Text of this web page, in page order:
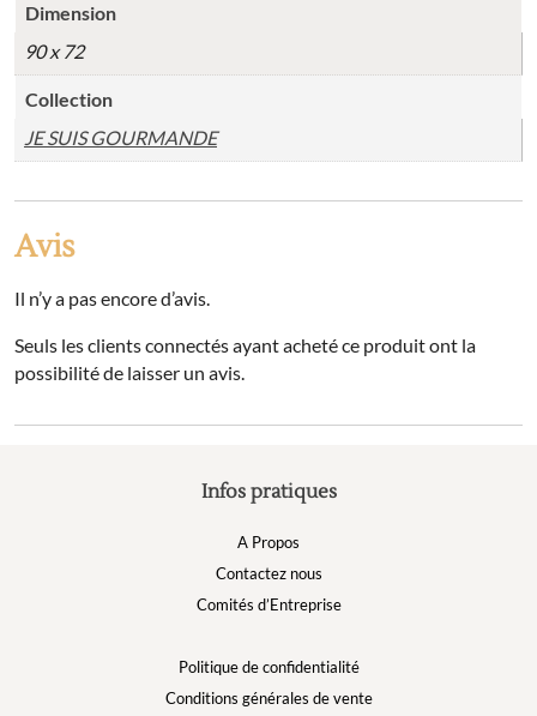
Dimension
90 x 72
Collection
JE SUIS GOURMANDE
Avis
Il n’y a pas encore d’avis.
Seuls les clients connectés ayant acheté ce produit ont la
possibilité de laisser un avis.
Infos pratiques
A Propos
Contactez nous
Comités d’Entreprise
Politique de confidentialité
Conditions générales de vente